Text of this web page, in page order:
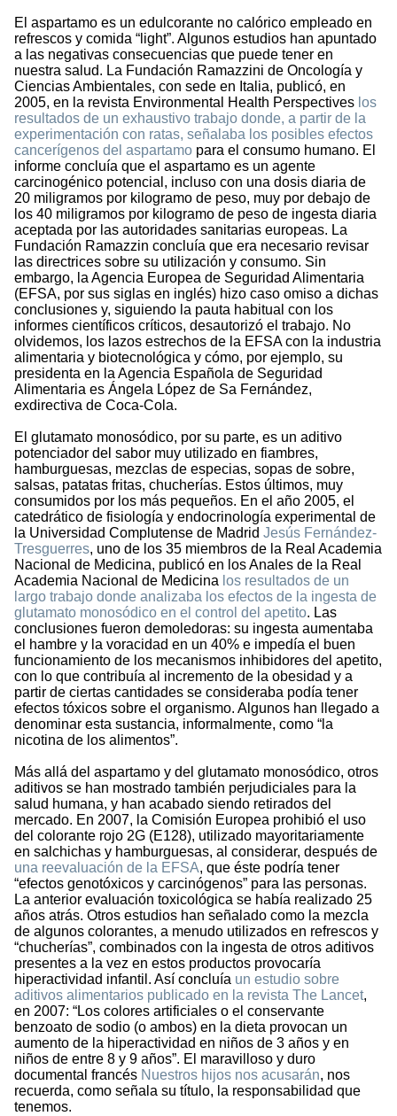
El aspartamo es un edulcorante no calórico empleado en
refrescos y comida “light”. Algunos estudios han apuntado
a las negativas consecuencias que puede tener en
nuestra salud. La Fundación Ramazzini de Oncología y
Ciencias Ambientales, con sede en Italia, publicó, en
2005, en la revista Environmental Health Perspectives los
resultados de un exhaustivo trabajo donde, a partir de la
experimentación con ratas, señalaba los posibles efectos
cancerígenos del aspartamo para el consumo humano. El
informe concluía que el aspartamo es un agente
carcinogénico potencial, incluso con una dosis diaria de
20 miligramos por kilogramo de peso, muy por debajo de
los 40 miligramos por kilogramo de peso de ingesta diaria
aceptada por las autoridades sanitarias europeas. La
Fundación Ramazzin concluía que era necesario revisar
las directrices sobre su utilización y consumo. Sin
embargo, la Agencia Europea de Seguridad Alimentaria
(EFSA, por sus siglas en inglés) hizo caso omiso a dichas
conclusiones y, siguiendo la pauta habitual con los
informes científicos críticos, desautorizó el trabajo. No
olvidemos, los lazos estrechos de la EFSA con la industria
alimentaria y biotecnológica y cómo, por ejemplo, su
presidenta en la Agencia Española de Seguridad
Alimentaria es Ángela López de Sa Fernández,
exdirectiva de Coca-Cola.
El glutamato monosódico, por su parte, es un aditivo
potenciador del sabor muy utilizado en fiambres,
hamburguesas, mezclas de especias, sopas de sobre,
salsas, patatas fritas, chucherías. Estos últimos, muy
consumidos por los más pequeños. En el año 2005, el
catedrático de fisiología y endocrinología experimental de
la Universidad Complutense de Madrid Jesús Fernández-
Tresguerres, uno de los 35 miembros de la Real Academia
Nacional de Medicina, publicó en los Anales de la Real
Academia Nacional de Medicina los resultados de un
largo trabajo donde analizaba los efectos de la ingesta de
glutamato monosódico en el control del apetito. Las
conclusiones fueron demoledoras: su ingesta aumentaba
el hambre y la voracidad en un 40% e impedía el buen
funcionamiento de los mecanismos inhibidores del apetito,
con lo que contribuía al incremento de la obesidad y a
partir de ciertas cantidades se consideraba podía tener
efectos tóxicos sobre el organismo. Algunos han llegado a
denominar esta sustancia, informalmente, como “la
nicotina de los alimentos”.
Más allá del aspartamo y del glutamato monosódico, otros
aditivos se han mostrado también perjudiciales para la
salud humana, y han acabado siendo retirados del
mercado. En 2007, la Comisión Europea prohibió el uso
del colorante rojo 2G (E128), utilizado mayoritariamente
en salchichas y hamburguesas, al considerar, después de
una reevaluación de la EFSA, que éste podría tener
“efectos genotóxicos y carcinógenos” para las personas.
La anterior evaluación toxicológica se había realizado 25
años atrás. Otros estudios han señalado como la mezcla
de algunos colorantes, a menudo utilizados en refrescos y
“chucherías”, combinados con la ingesta de otros aditivos
presentes a la vez en estos productos provocaría
hiperactividad infantil. Así concluía un estudio sobre
aditivos alimentarios publicado en la revista The Lancet,
en 2007: “Los colores artificiales o el conservante
benzoato de sodio (o ambos) en la dieta provocan un
aumento de la hiperactividad en niños de 3 años y en
niños de entre 8 y 9 años”. El maravilloso y duro
documental francés Nuestros hijos nos acusarán, nos
recuerda, como señala su título, la responsabilidad que
tenemos.